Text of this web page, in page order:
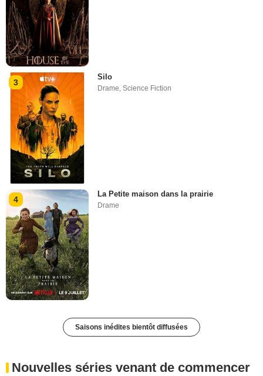
3
Silo
Drame,Science Fiction
4
La Petite maison dans la prairie
Drame
Saisons inédites bientôt diffusées
Nouvelles séries venant de commencer